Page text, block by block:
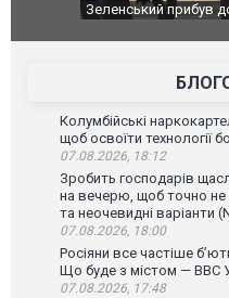
до Сербії на важливі
Колумбійські
щоб освоїти технології
07.08.2026, 18:12
Зробить господарів
на вечерю, щоб точно
та неочевидні варіанти
07.08.2026, 18:00
Росіяни все частіше
Що буде з містом — ВВС
07.08.2026, 17:48